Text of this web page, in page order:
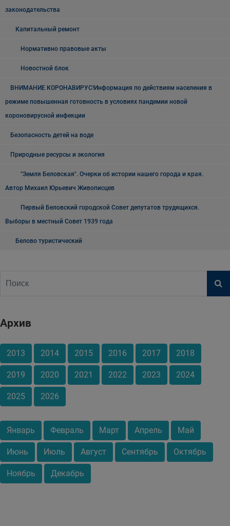
законодательства
Капитальный ремонт
Нормативно правовые акты
Новостной блок
ВНИМАНИЕ КОРОНАВИРУС!Информация по действиям населения в
режиме повышенная готовность в условиях пандемии новой
короновирусной инфекции
Безопасность детей на воде
Природные ресурсы и экология
"Земля Беловская". Очерки об истории нашего города и края.
Автор Михаил Юрьевич Живописцев
Первый Беловский городской Совет депутатов трудящихся.
Выборы в местный Совет 1939 года
Белово туристический
Архив
2013 2014 2015 2016 2017 2018
2019 2020 2021 2022 2023 2024
2025 2026
Январь Февраль Март Апрель Май
Июнь Июль Август Сентябрь Октябрь
Ноябрь Декабрь